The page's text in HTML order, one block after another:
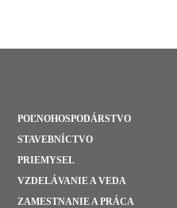
POĽNOHOSPODÁRSTVO
STAVEBNÍCTVO
PRIEMYSEL
VZDELÁVANIE A VEDA
ZAMESTNANIE A PRÁCA